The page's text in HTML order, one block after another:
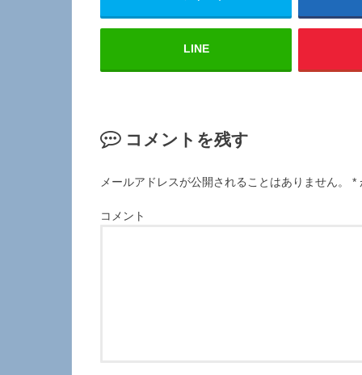
LINE
コメントを残す
メールアドレスが公開されることはありません。 *
コメント